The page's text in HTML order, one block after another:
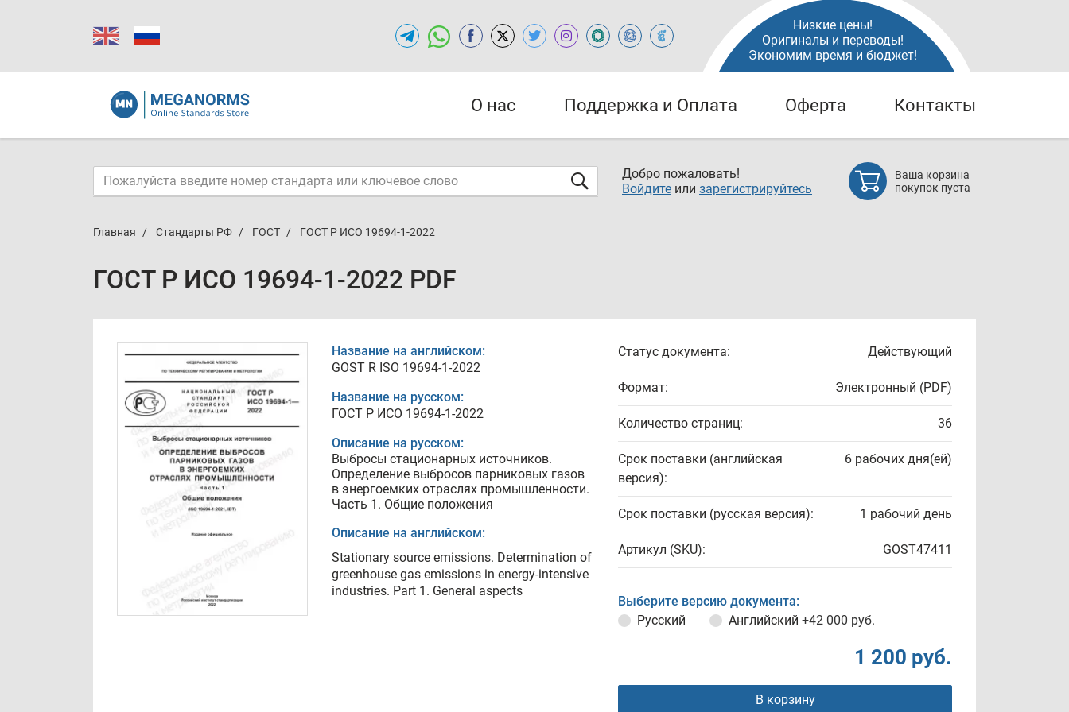
Низкие цены!
Оригиналы и переводы!
Экономим время и бюджет!
О нас Поддержка и Оплата Оферта Контакты
Добро пожаловать!
Войдите или зарегистрируйтесь
Ваша корзина
покупок пуста
Главная Стандарты РФ ГОСТ ГОСТ Р ИСО 19694-1-2022
ГОСТ Р ИСО 19694-1-2022 PDF
Название на английском:
GOST R ISO 19694-1-2022
Название на русском:
ГОСТ Р ИСО 19694-1-2022
Описание на русском:
Выбросы стационарных источников.
Определение выбросов парниковых газов
в энергоемких отраслях промышленности.
Часть 1. Общие положения
Описание на английском:
Stationary source emissions. Determination of
greenhouse gas emissions in energy-intensive
industries. Part 1. General aspects
Статус документа: Действующий
Формат: Электронный (PDF)
Количество страниц: 36
Срок поставки (английская
версия):
6 рабочих дня(ей)
Срок поставки (русская версия): 1 рабочий день
Артикул (SKU): GOST47411
Выберите версию документа:
Русский
Английский +42 000 руб.
1 200 руб.
В корзину